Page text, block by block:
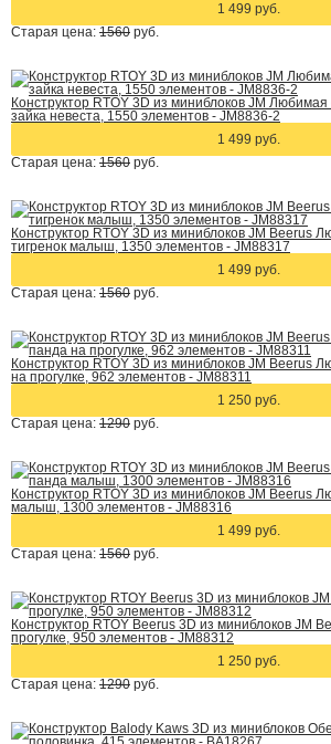
1 499 руб.
Старая цена: 1560 руб.
Конструктор RTOY 3D из миниблоков JM
зайка невеста, 1550 элементов - JM8836-2
1 499 руб.
Старая цена: 1560 руб.
Конструктор RTOY 3D из миниблоков JM Beerus
тигренок малыш, 1350 элементов - JM88317
1 499 руб.
Старая цена: 1560 руб.
Конструктор RTOY 3D из миниблоков JM Beerus
на прогулке, 962 элементов - JM88311
1 250 руб.
Старая цена: 1290 руб.
Конструктор RTOY 3D из миниблоков JM Beerus
малыш, 1300 элементов - JM88316
1 499 руб.
Старая цена: 1560 руб.
Конструктор RTOY Beerus 3D из миниблоков JM
прогулке, 950 элементов - JM88312
1 250 руб.
Старая цена: 1290 руб.